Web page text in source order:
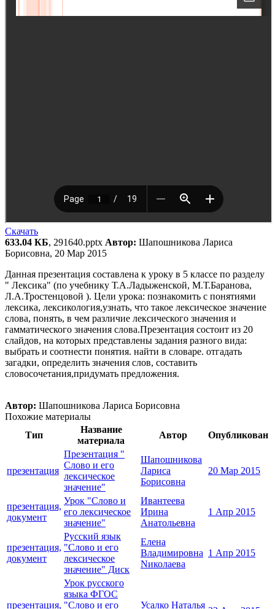
Скачать
633.04 КБ, 291640.pptx Автор: Шапошникова Лариса
Борисовна, 20 Мар 2015
Данная презентация составлена к уроку в 5 классе по разделу
" Лексика" (по учебнику Т.А.Ладыженской, М.Т.Баранова,
Л.А.Тростенцовой ). Цели урока: познакомить с понятиями
лексика, лексикология,узнать, что такое лексическое значение
слова, понять, в чем различие лексического значения и
гамматического значения слова.Презентация состоит из 20
слайдов, на которых представлены задания разного вида:
выбрать и соотнести понятия. найти в словаре. отгадать
загадки, определить значения слов, составить
словосочетания,придумать предложения.
Автор: Шапошникова Лариса Борисовна
Похожие материалы
Тип
Название
материала
Автор Опубликован
презентация
Презентация "
Слово и его
лексическое
значение"
Шапошникова
Лариса
Борисовна
20 Мар 2015
презентация,
документ
Урок "Слово и
его лексическое
значение"
Ивантеева
Ирина
Анатольевна
1 Апр 2015
презентация,
документ
Русский язык
"Слово и его
лексическое
значение" Диск
Елена
Владимировна
Nиколаева
1 Апр 2015
презентация,
Урок русского
языка ФГОС
"Слово и его
Усалко Наталья